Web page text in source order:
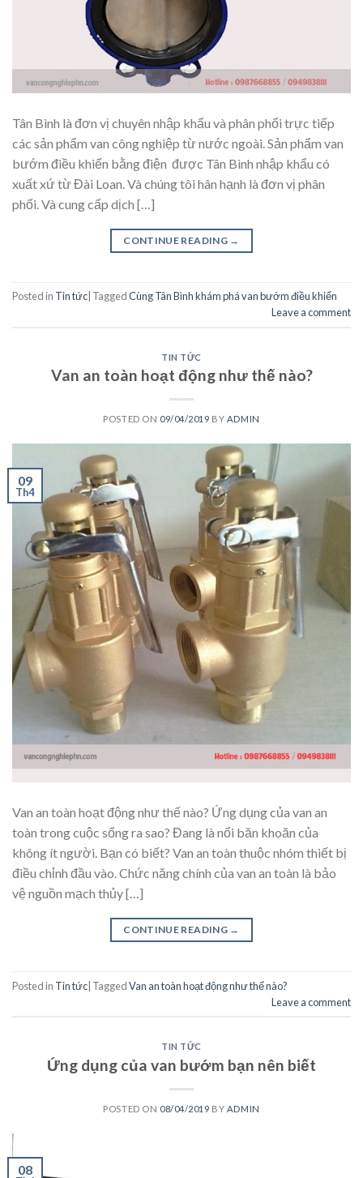
Tân Bình là đơn vị chuyên nhập khẩu và phân phối trực tiếp
các sản phẩm van công nghiệp từ nước ngoài. Sản phẩm van
bướm điều khiển bằng điện được Tân Bình nhập khẩu có
xuất xứ từ Đài Loan. Và chúng tôi hân hạnh là đơn vị phân
phối. Và cung cấp dịch […]
CONTINUE READING →
Posted in Tin tức TaggedCùng Tân Bình khám phá van bướm điều khiển
Leave a comment
TIN TỨC
Van an toàn hoạt động như thế nào?
POSTED ON 09/04/2019 BY ADMIN
09
Th4
Van an toàn hoạt động như thế nào? Ứng dụng của van an
toàn trong cuộc sống ra sao? Đang là nổi băn khoăn của
không ít người. Bạn có biết? Van an toàn thuộc nhóm thiết bị
điều chỉnh đầu vào. Chức năng chính của van an toàn là bảo
vệ nguồn mạch thủy […]
CONTINUE READING →
Posted in Tin tức TaggedVan an toàn hoạt động như thế nào?
Leave a comment
TIN TỨC
Ứng dụng của van bướm bạn nên biết
POSTED ON 08/04/2019 BY ADMIN
08